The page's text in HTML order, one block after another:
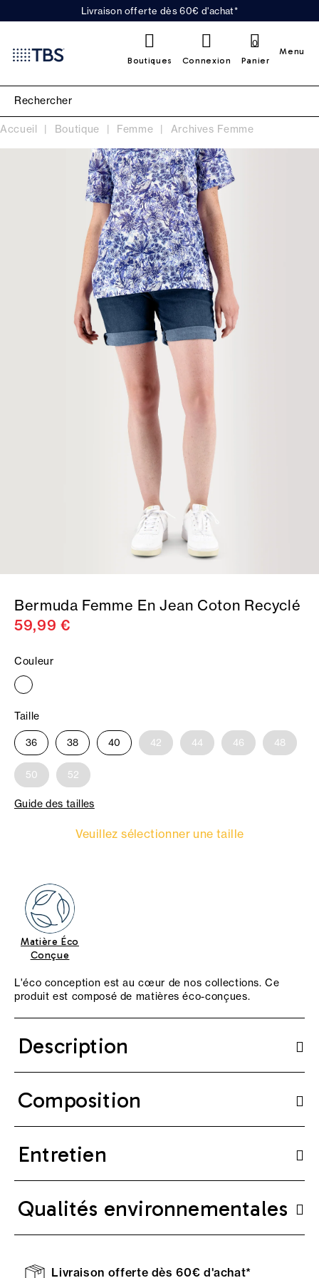
Livraison offerte dès 60€ d'achat*
Boutiques Connexion Panier
0
Menu
Accueil Boutique Femme Archives Femme
Bermuda Femme En Jean Coton Recyclé
59,99 €
Couleur
Taille
36 38 40 42 44 46 48
50 52
Guide des tailles
Veuillez sélectionner une taille
Matière Éco
Conçue
L'éco conception est au cœur de nos collections. Ce
produit est composé de matières éco-conçues.
Description
Composition
Entretien
Qualités environnementales
Livraison offerte dès 60€ d'achat*